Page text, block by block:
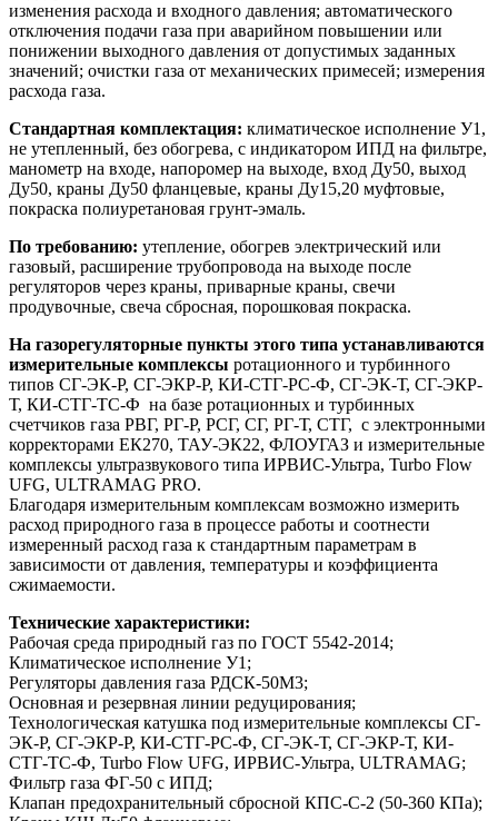
изменения расхода и входного давления; автоматического
отключения подачи газа при аварийном повышении или
понижении выходного давления от допустимых заданных
значений; очистки газа от механических примесей; измерения
расхода газа.
Стандартная комплектация: климатическое исполнение У1,
не утепленный, без обогрева, с индикатором ИПД на фильтре,
манометр на входе, напоромер на выходе, вход Ду50, выход
Ду50, краны Ду50 фланцевые, краны Ду15,20 муфтовые,
покраска полиуретановая грунт-эмаль.
По требованию: утепление, обогрев электрический или
газовый, расширение трубопровода на выходе после
регуляторов через краны, приварные краны, свечи
продувочные, свеча сбросная, порошковая покраска.
На газорегуляторные пункты этого типа устанавливаются
измерительные комплексы ротационного и турбинного
типов СГ-ЭК-Р, СГ-ЭКР-Р, КИ-СТГ-РС-Ф, СГ-ЭК-Т, СГ-ЭКР-
Т, КИ-СТГ-ТС-Ф на базе ротационных и турбинных
счетчиков газа РВГ, РГ-Р, РСГ, СГ, РГ-Т, СТГ, с электронными
корректорами ЕК270, ТАУ-ЭК22, ФЛОУГАЗ и измерительные
комплексы ультразвукового типа ИРВИС-Ультра, Turbo Flow
UFG, ULTRAMAG PRO.
Благодаря измерительным комплексам возможно измерить
расход природного газа в процессе работы и соотнести
измеренный расход газа к стандартным параметрам в
зависимости от давления, температуры и коэффициента
сжимаемости.
Технические характеристики:
Рабочая среда природный газ по ГОСТ 5542-2014;
Климатическое исполнение У1;
Регуляторы давления газа РДСК-50М3;
Основная и резервная линии редуцирования;
Технологическая катушка под измерительные комплексы СГ-
ЭК-Р, СГ-ЭКР-Р, КИ-СТГ-РС-Ф, СГ-ЭК-Т, СГ-ЭКР-Т, КИ-
СТГ-ТС-Ф, Turbo Flow UFG, ИРВИС-Ультра, ULTRAMAG;
Фильтр газа ФГ-50 с ИПД;
Клапан предохранительный сбросной КПС-С-2 (50-360 КПа);